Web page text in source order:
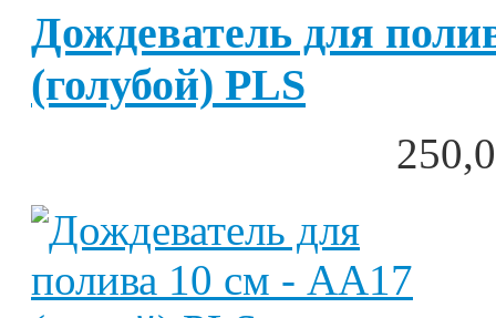
Дождеватель для
(голубой) PLS